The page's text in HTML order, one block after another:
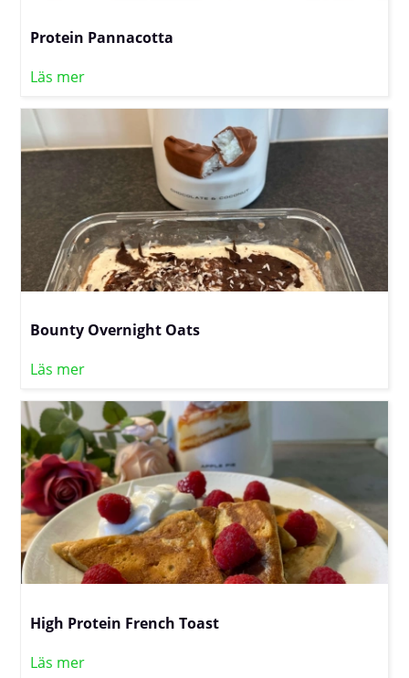
Protein Pannacotta
Läs mer
Bounty Overnight Oats
Läs mer
High Protein French Toast
Läs mer